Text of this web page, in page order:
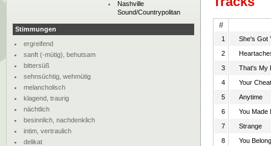
#
1
She's Got
2
3
That's My
4
Your
5
Anytime
6
You Made
7
Strange
8
You
Nashville
Sound/Countrypolitan
Stimmungen
ergreifend
sanft (-mütig), behutsam
bittersüß
sehnsüchtig, wehmütig
melancholisch
klagend, traurig
nächtlich
besinnlich, nachdenklich
intim, vertraulich
delikat